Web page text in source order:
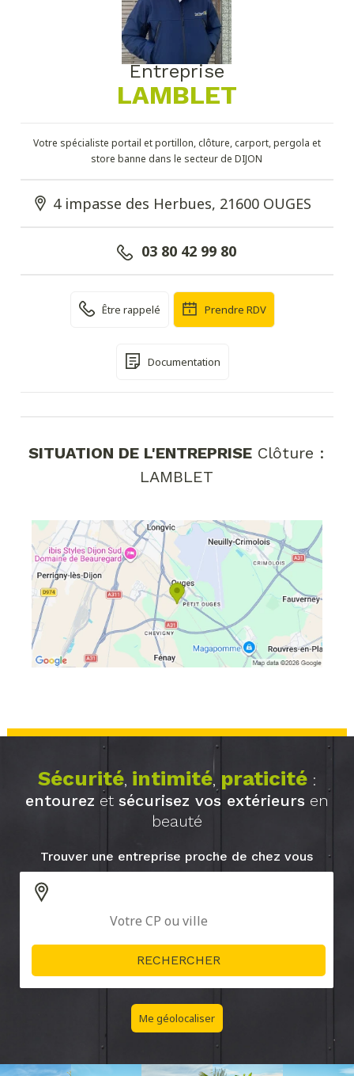
Entreprise
LAMBLET
Votre spécialiste portail et portillon, clôture, carport, pergola et
store banne dans le secteur de DIJON
4 impasse des Herbues, 21600 OUGES
03 80 42 99 80
Être rappelé Prendre RDV
Documentation
SITUATION DE L'ENTREPRISE Clôture :
LAMBLET
Sécurité, intimité, praticité:
entourez et sécurisez vos extérieurs en
beauté
Trouver une entreprise proche de chez vous
Me géolocaliser